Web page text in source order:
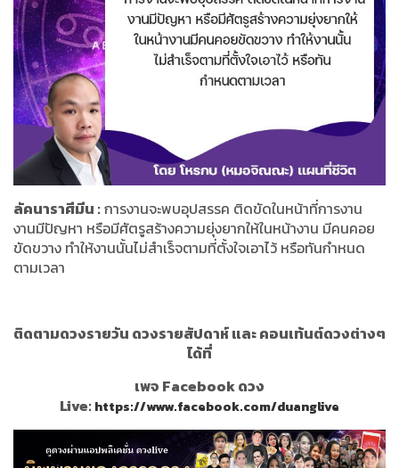
ลัคนาราศีมีน :การงานจะพบอุปสรรค ติดขัดในหน้าที่การงาน
งานมีปัญหา หรือมีศัตรูสร้างความยุ่งยากให้ในหน้างาน มีคนคอย
ขัดขวาง ทำให้งานนั้นไม่สำเร็จตามที่ตั้งใจเอาไว้ หรือทันกำหนด
ตามเวลา
ติดตามดวงรายวัน ดวงรายสัปดาห์ และ คอนเท้นต์ดวงต่างๆ
ได้ที่
เพจ Facebook ดวง
Live:https://www.facebook.com/duanglive